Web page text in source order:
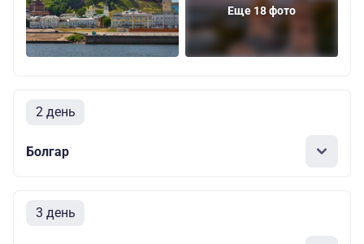
Еще 18 фото
2 день
Болгар
3 день